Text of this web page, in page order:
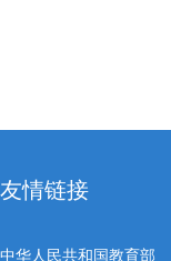
友情链接
中华人民共和国教育部